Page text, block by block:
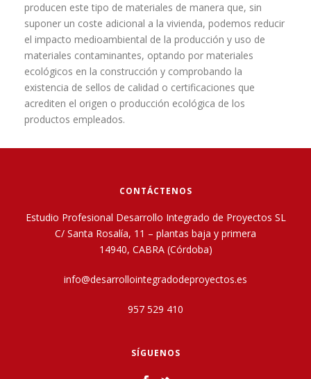
producen este tipo de materiales de manera que, sin
suponer un coste adicional a la vivienda, podemos reducir
el impacto medioambiental de la producción y uso de
materiales contaminantes, optando por materiales
ecológicos en la construcción y comprobando la
existencia de sellos de calidad o certificaciones que
acrediten el origen o producción ecológica de los
productos empleados.
CONTÁCTENOS
Estudio Profesional Desarrollo Integrado de Proyectos SL
C/ Santa Rosalía, 11 – plantas baja y primera
14940, CABRA (Córdoba)
info@desarrollointegradodeproyectos.es
957 529 410
SÍGUENOS